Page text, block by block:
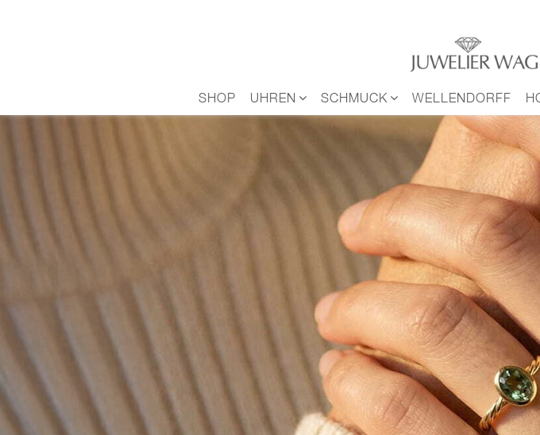
SHOP UHREN SCHMUCK WELLENDORFF